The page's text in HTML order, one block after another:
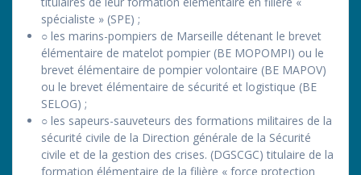
spécialiste » (SPE) ;
○ les marins-pompiers de Marseille détenant le brevet
élémentaire de matelot pompier (BE MOPOMPI) ou le
brevet élémentaire de pompier volontaire (BE MAPOV)
ou le brevet élémentaire de sécurité et logistique (BE
SELOG) ;
○ les sapeurs-sauveteurs des formations militaires de la
sécurité civile de la Direction générale de la Sécurité
civile et de la gestion des crises. (DGSCGC) titulaire de la
formation élémentaire de la filière « force protection